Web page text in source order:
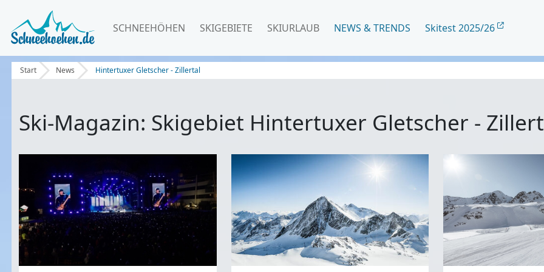
SCHNEEHÖHEN SKIGEBIETE SKIURLAUB NEWS & TRENDS Skitest 2025/26
Start News Hintertuxer Gletscher - Zillertal
Ski-Magazin: Skigebiet Hintertuxer Gletscher -